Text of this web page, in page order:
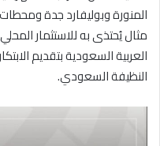
المنورة وبوليفارد جدة
مثال يُحتذى به للاستثمار
العربية السعودية بتقديم
النظيفة السعودي.